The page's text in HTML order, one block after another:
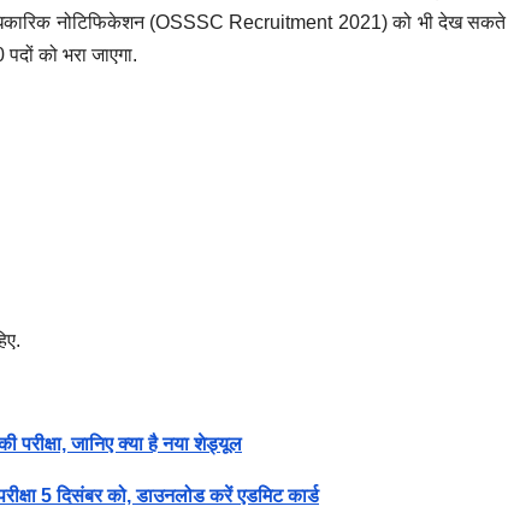
नोटिफिकेशन (OSSSC Recruitment 2021) को भी देख सकते
को भरा जाएगा.
जानिए क्या है नया शेड्यूल
5 दिसंबर को, डाउनलोड करें एडमिट कार्ड